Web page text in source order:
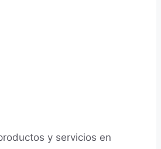
y servicios en